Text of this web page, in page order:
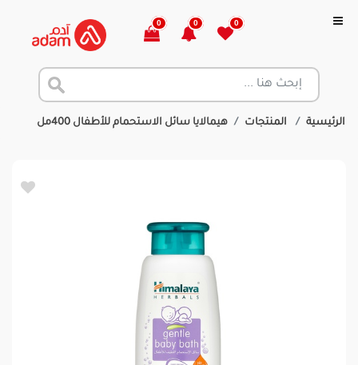
0
0
0
الرئيسية المنتجات هيمالايا سائل الاستحمام للأطفال 400مل